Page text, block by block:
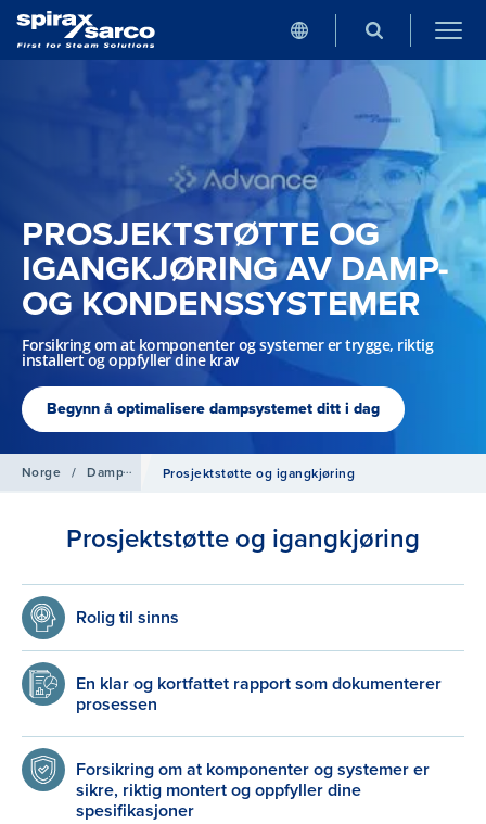
PROSJEKTSTØTTE OG
IGANGKJØRING AV DAMP-
OG KONDENSSYSTEMER
Forsikring om at komponenter og systemer er trygge, riktig
installert og oppfyller dine krav
Begynn å optimalisere dampsystemet ditt i dag
Norge / DamprådgivningProsjektstøtte og igangkjøring
Prosjektstøtte og igangkjøring
Rolig til sinns
En klar og kortfattet rapport som dokumenterer
prosessen
Forsikring om at komponenter og systemer er
sikre, riktig montert og oppfyller dine
spesifikasjoner